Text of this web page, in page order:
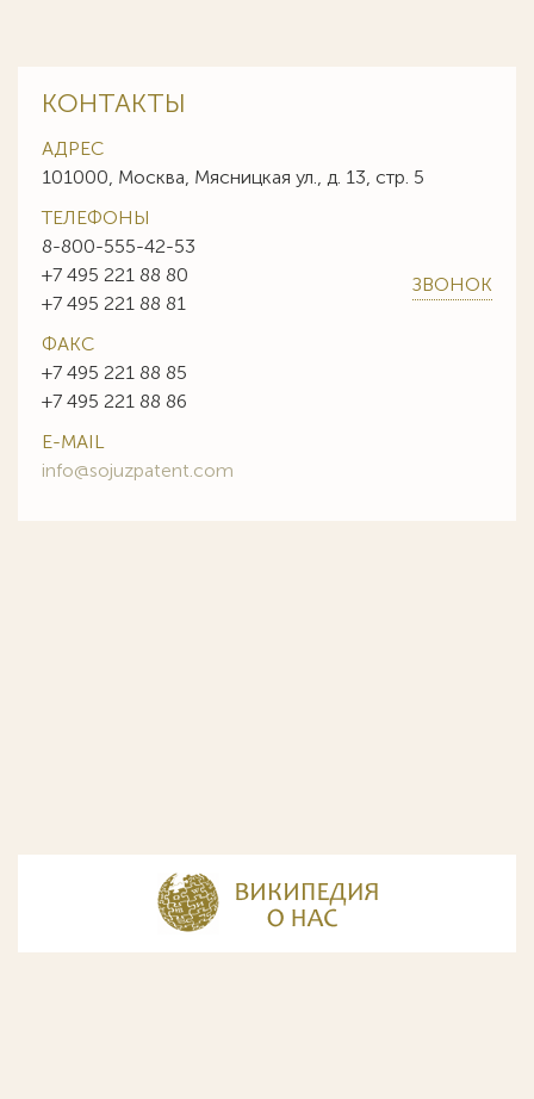
КОНТАКТЫ
АДРЕС
101000, Москва, Мясницкая ул., д. 13, стр. 5
ТЕЛЕФОНЫ
8-800-555-42-53
+7 495 221 88 80
+7 495 221 88 81
ЗВОНОК
ФАКС
+7 495 221 88 85
+7 495 221 88 86
E-MAIL
info@sojuzpatent.com